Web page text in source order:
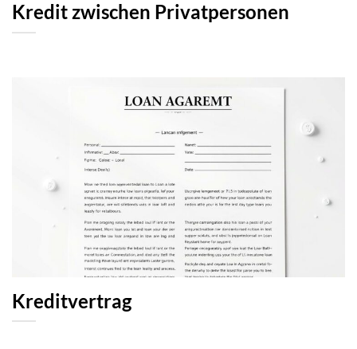
Kredit zwischen Privatpersonen
Kreditvertrag